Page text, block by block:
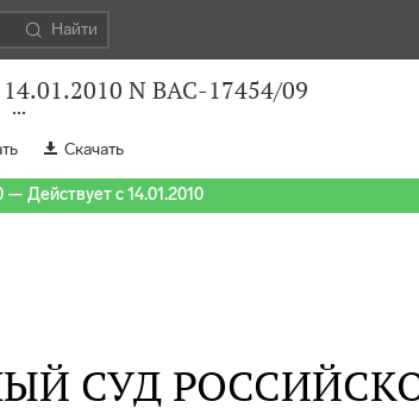
Найти
N ВАС-17454/09
Скачать
— Действует с 14.01.2010
СУД